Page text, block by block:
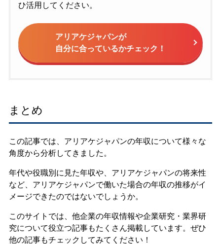
ひ活用してください。
アリアケジャパンが
自分に合っているかチェック！
まとめ
この記事では、アリアケジャパンの年収について様々な
角度から分析してきました。
年代や役職別に見た年収や、アリアケジャパンの将来性
など、アリアケジャパンで働いた場合の年収の推移がイ
メージできたのではないでしょうか。
このサイトでは、他企業の年収情報や企業研究・業界研
究について役立つ記事もたくさん掲載しています。ぜひ
他の記事もチェックしてみてください！